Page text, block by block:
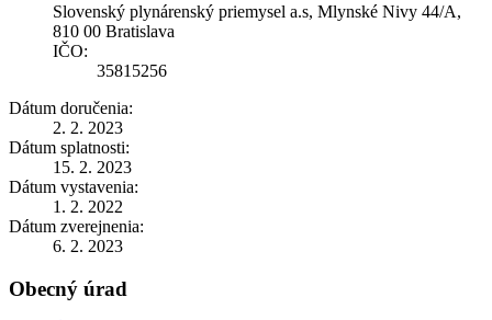
Slovenský plynárenský priemysel a.s, Mlynské Nivy 44/A,
810 00 Bratislava
IČO:
35815256
Dátum doručenia:
2. 2. 2023
Dátum splatnosti:
15. 2. 2023
Dátum vystavenia:
1. 2. 2022
Dátum zverejnenia:
6. 2. 2023
Obecný úrad